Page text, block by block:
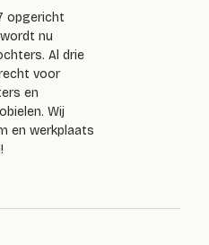
opgericht
nu
Al drie
voor
en
Wij
en werkplaats